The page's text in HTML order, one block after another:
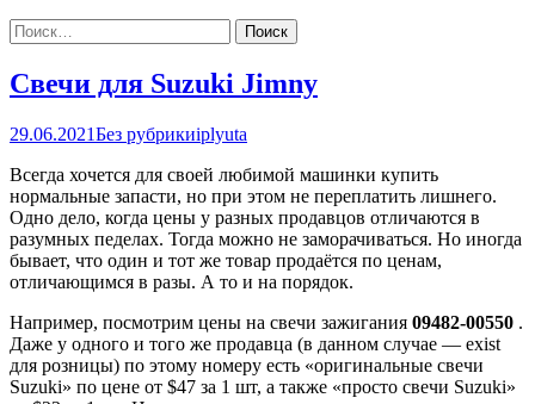
Найти:
Свечи для Suzuki Jimny
29.06.2021Без рубрикиiplyuta
Всегда хочется для своей любимой машинки купить
нормальные запасти, но при этом не переплатить лишнего.
Одно дело, когда цены у разных продавцов отличаются в
разумных педелах. Тогда можно не заморачиваться. Но иногда
бывает, что один и тот же товар продаётся по ценам,
отличающимся в разы. А то и на порядок.
Например, посмотрим цены на свечи зажигания 09482-00550 .
Даже у одного и того же продавца (в данном случае — exist
для розницы) по этому номеру есть «оригинальные свечи
Suzuki» по цене от $47 за 1 шт, а также «просто свечи Suzuki»